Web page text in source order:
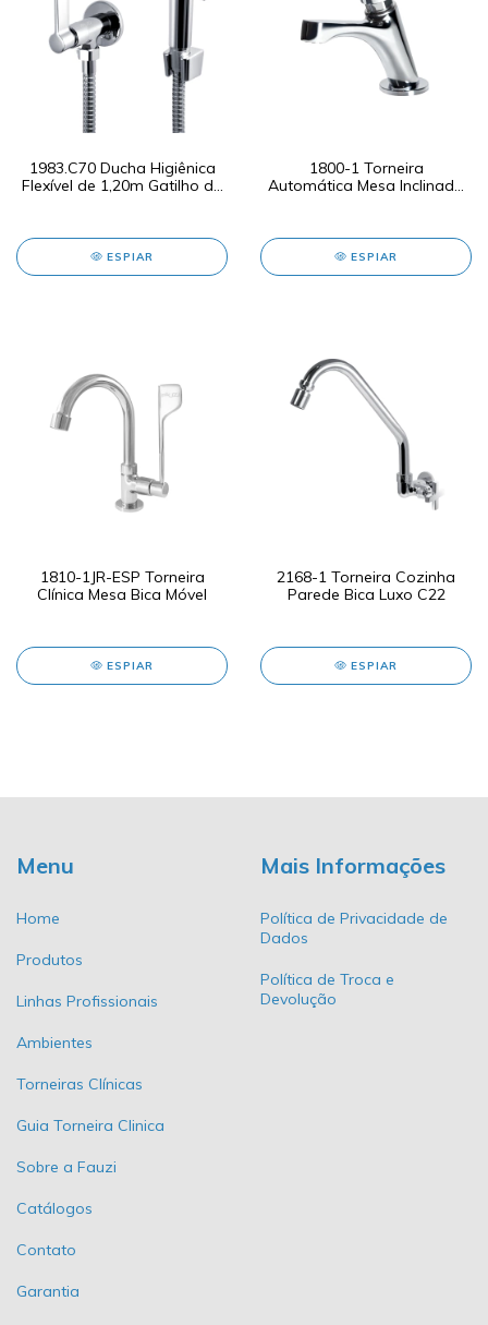
1983.C70 Ducha Higiênica
Flexível de 1,20m Gatilho de
ESPIAR
1800-1 Torneira
Automática Mesa Inclinada
ESPIAR
1810-1JR-ESP Torneira
Clínica Mesa Bica Móvel
ESPIAR
2168-1 Torneira Cozinha
Parede Bica Luxo C22
ESPIAR
Menu
Home
Produtos
Linhas Profissionais
Ambientes
Torneiras Clínicas
Guia Torneira Clinica
Sobre a Fauzi
Catálogos
Contato
Garantia
Mais Informações
Política de Privacidade de
Dados
Política de Troca e
Devolução